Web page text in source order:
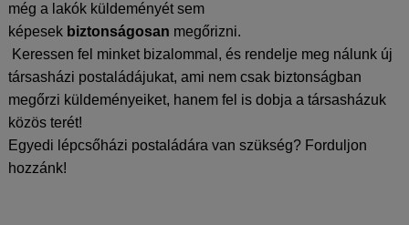
még a lakók küldeményét sem
képesek biztonságosan megőrizni.
Keressen fel minket bizalommal, és rendelje meg nálunk új
társasházi postaládájukat, ami nem csak biztonságban
megőrzi küldeményeiket, hanem fel is dobja a társasházuk
közös terét!
Egyedi lépcsőházi postaládára van szükség? Forduljon
hozzánk!